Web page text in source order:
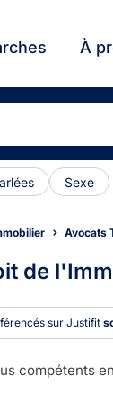
À
Sexe
Avocats
de
sur Justifit
compétents